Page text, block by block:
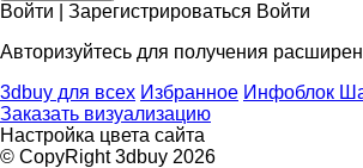
Войти | Зарегистрироваться Войти
Авторизуйтесь для получения
3dbuy для всех Избранное Инфоблок
Заказать визуализацию
Настройка цвета сайта
© CopyRight 3dbuy 2026